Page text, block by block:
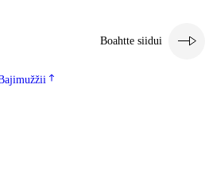
Boahtte siidui